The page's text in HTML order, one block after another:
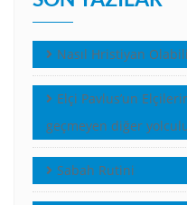
Nasıl Hristiyan
Elçi Pavlus’un
geçmeyen diğer
Sabah Rutini